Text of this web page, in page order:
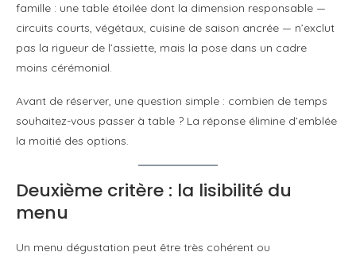
famille : une table étoilée dont la dimension responsable —
circuits courts, végétaux, cuisine de saison ancrée — n’exclut
pas la rigueur de l’assiette, mais la pose dans un cadre
moins cérémonial.
Avant de réserver, une question simple : combien de temps
souhaitez-vous passer à table ? La réponse élimine d’emblée
la moitié des options.
Deuxième critère : la lisibilité du
menu
Un menu dégustation peut être très cohérent ou